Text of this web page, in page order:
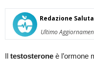
Redazione
Ultimo
Il testosterone è l’ormone